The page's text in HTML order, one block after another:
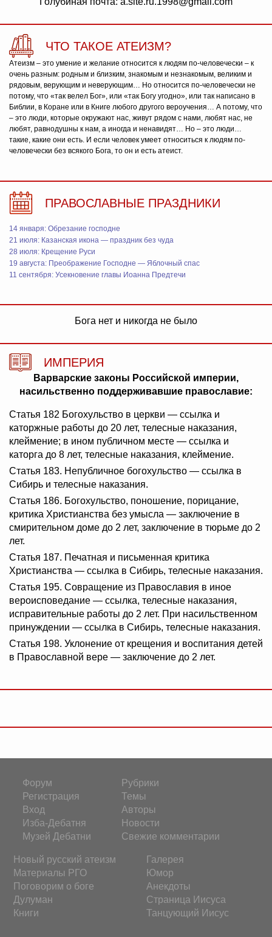
ЧТО ТАКОЕ АТЕИЗМ?
Атеизм – это умение и желание относится к людям по-человечески – к
очень разным: родным и близким, знакомым и незнакомым, великим и
рядовым, верующим и неверующим… Но относится по-человечески не
потому, что «так велел Бог», или «так Богу угодно», или так написано в
Библии, в Коране или в Книге любого другого вероучения… А потому, что
– это люди, которые окружают нас, живут рядом с нами, любят нас, не
любят, равнодушны к нам, а иногда и ненавидят… Но – это люди…
такие, какие они есть. И если человек умеет относиться к людям по-
человечески без всякого Бога, то он и есть атеист.
ПРАВОСЛАВНЫЕ ПРАЗДНИКИ
14 января: Обрезание господне
21 июля: Казанская икона — праздник без чуда
28 июля: Крещение Руси
19 августа: Преображение Господне — Яблочный спас
11 сентября: Усекновение главы Иоанна Предтечи
Бога нет и никогда не было
ИМПЕРИЯ
Варварские законы Российской империи,
насильственно поддерживавшие православие:
Статья 182 Богохульство в церкви — ссылка и
каторжные работы до 20 лет, телесные наказания,
клеймение; в ином публичном месте — ссылка и
каторга до 8 лет, телесные наказания, клеймение.
Статья 183. Непубличное богохульство — ссылка в
Сибирь и телесные наказания.
Статья 186. Богохульство, поношение, порицание,
критика Христианства без умысла — заключение в
смирительном доме до 2 лет, заключение в тюрьме до 2
лет.
Статья 187. Печатная и письменная критика
Христианства — ссылка в Сибирь, телесные наказания.
Статья 195. Совращение из Православия в иное
вероисповедание — ссылка, телесные наказания,
исправительные работы до 2 лет. При насильственном
принуждении — ссылка в Сибирь, телесные наказания.
Статья 198. Уклонение от крещения и воспитания детей
в Православной вере — заключение до 2 лет.
Форум
Регистрация
Вход
Изба-Дебатня
Музей Дебатни
Рубрики
Темы
Авторы
Новости
Свежие комментарии
Новый русский атеизм
Материалы РГО
Поговорим о боге
Дулуман
Книги
Галерея
Юмор
Анекдоты
Страница Иисуса
Танцующий Иисус